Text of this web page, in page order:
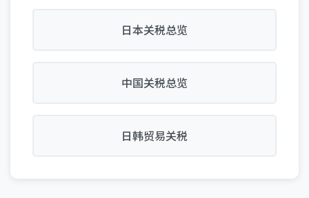
日本关税总览
中国关税总览
日韩贸易关税